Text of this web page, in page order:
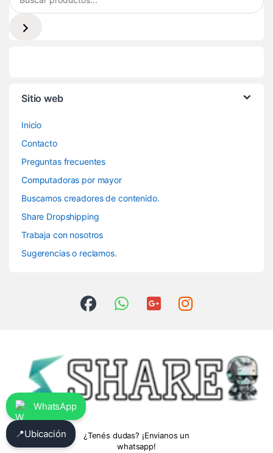
Sitio web
Inicio
Contacto
Preguntas frecuentes
Computadoras por mayor
Buscamos creadores de contenido.
Share Dropshipping
Trabaja con nosotros
Sugerencias o reclamos.
¿Tenés dudas? ¡Envianos un
whatsapp!
WhatsApp
📍Ubicación